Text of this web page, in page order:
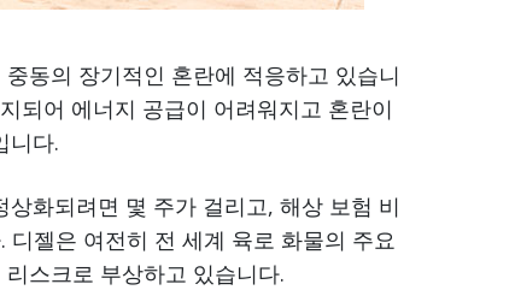
동의 장기적인 혼란에 적응하고 있습니
되어 에너지 공급이 어려워지고 혼란이
니다.
화되려면 몇 주가 걸리고, 해상 보험 비
젤은 여전히 전 세계 육로 화물의 주요
스크로 부상하고 있습니다.